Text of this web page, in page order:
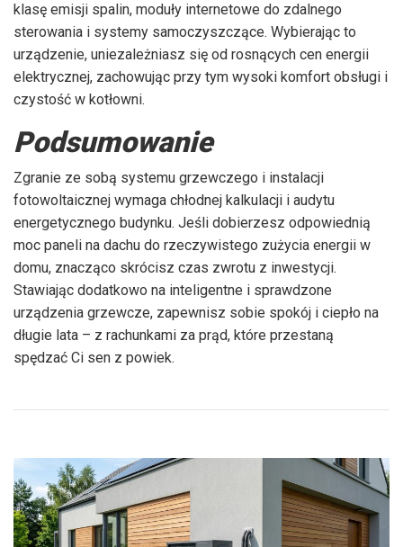
klasę emisji spalin, moduły internetowe do zdalnego
sterowania i systemy samoczyszczące. Wybierając to
urządzenie, uniezależniasz się od rosnących cen energii
elektrycznej, zachowując przy tym wysoki komfort obsługi i
czystość w kotłowni.
Podsumowanie
Zgranie ze sobą systemu grzewczego i instalacji
fotowoltaicznej wymaga chłodnej kalkulacji i audytu
energetycznego budynku. Jeśli dobierzesz odpowiednią
moc paneli na dachu do rzeczywistego zużycia energii w
domu, znacząco skrócisz czas zwrotu z inwestycji.
Stawiając dodatkowo na inteligentne i sprawdzone
urządzenia grzewcze, zapewnisz sobie spokój i ciepło na
długie lata – z rachunkami za prąd, które przestaną
spędzać Ci sen z powiek.